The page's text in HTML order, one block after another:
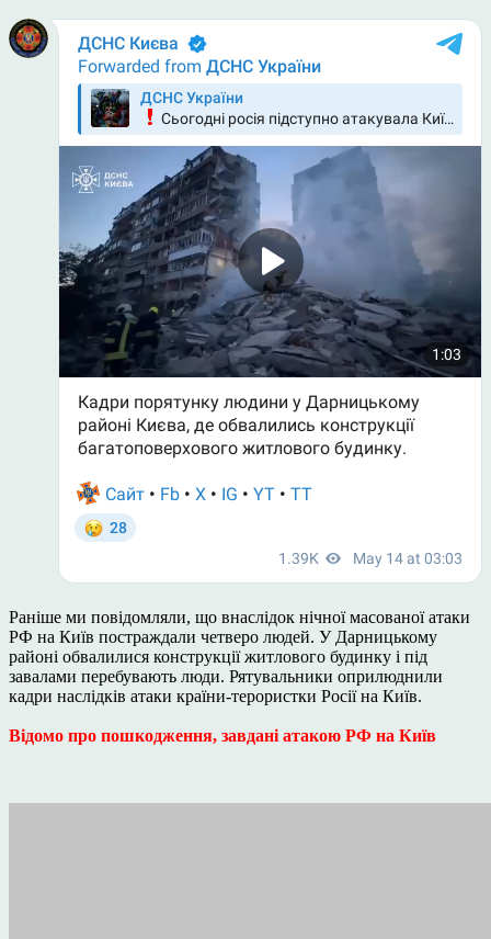
Раніше ми повідомляли, що внаслідок нічної масованої атаки
РФ на Київ постраждали четверо людей. У Дарницькому
районі обвалилися конструкції житлового будинку і під
завалами перебувають люди. Рятувальники оприлюднили
кадри наслідків атаки країни-терористки Росії на Київ.
Відомо про пошкодження, завдані атакою РФ на Київ